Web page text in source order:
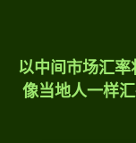
以中间市场汇
像当地人一样